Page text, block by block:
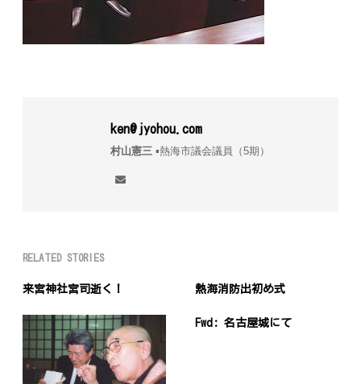
ken@jyohou.com
村山憲三▪︎熱海市議会議員（5期）
RELATED STORIES
来宮神社宮司逝く！ 熱海消防出初め式
Fwd: 名古屋城にて